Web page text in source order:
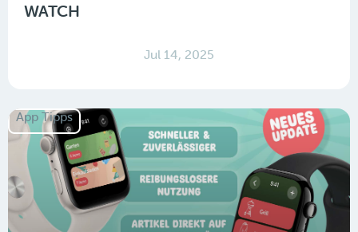
WATCH
Jul 14, 2025
App Tipps